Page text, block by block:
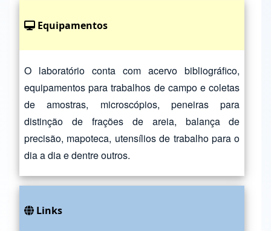
Equipamentos
O laboratório conta com acervo bibliográfico,
equipamentos para trabalhos de campo e coletas
de amostras, microscópios, peneiras para
distinção de frações de areia, balança de
precisão, mapoteca, utensílios de trabalho para o
dia a dia e dentre outros.
Links